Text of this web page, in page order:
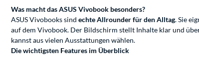
Was macht das ASUS Vivobook besonders?
ASUS Vivobooks sind echte Allrounder für den Alltag. Sie
auf dem Vivobook. Der Bildschirm stellt Inhalte klar und
kannst aus vielen Ausstattungen wählen.
Die wichtigsten Features im Überblick